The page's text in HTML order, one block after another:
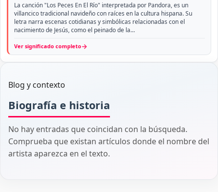
La canción "Los Peces En El Río" interpretada por Pandora, es un
villancico tradicional navideño con raíces en la cultura hispana. Su
letra narra escenas cotidianas y simbólicas relacionadas con el
nacimiento de Jesús, como el peinado de la…
Ver significado completo→
Blog y contexto
Biografía e historia
No hay entradas que coincidan con la búsqueda.
Comprueba que existan artículos donde el nombre del
artista aparezca en el texto.